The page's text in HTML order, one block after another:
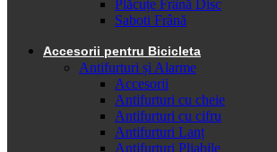
Plăcuțe Frână Disc
Saboti Frână
Accesorii pentru Bicicleta
Antifurturi și Alarme
Accesorii
Antifurturi cu cheie
Antifurturi cu cifru
Antifurturi Lanț
Antifurturi Pliabile